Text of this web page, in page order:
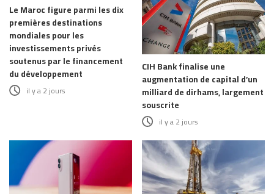
Le Maroc figure parmi les dix
premières destinations
mondiales pour les
investissements privés
soutenus par le financement
du développement
il y a 2 jours
CIH Bank finalise une
augmentation de capital d’un
milliard de dirhams, largement
souscrite
il y a 2 jours